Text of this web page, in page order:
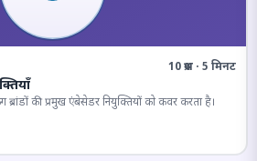
10 प्रश्न · 5 मिनट
की प्रमुख एंबेसेडर नियुक्तियों को कवर करता है।